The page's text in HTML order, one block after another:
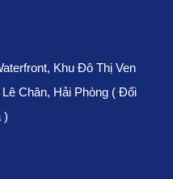
Khu Đô Thị Ven
Chân, Hải Phòng ( Đối
)